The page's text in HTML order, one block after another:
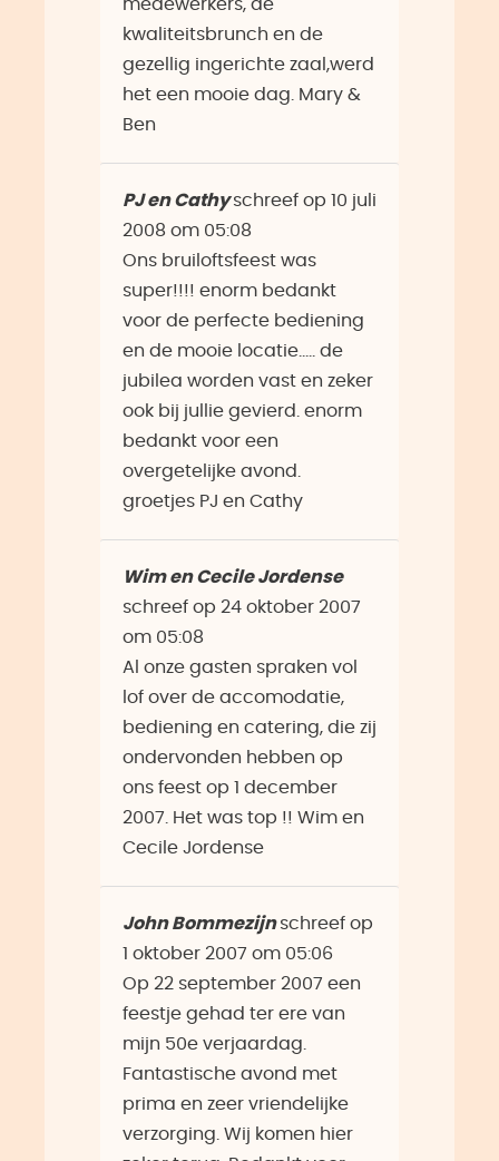
medewerkers, de
kwaliteitsbrunch en de
gezellig ingerichte zaal,werd
het een mooie dag. Mary &
Ben
PJ en Cathy schreef op 10 juli
2008 om 05:08
Ons bruiloftsfeest was
super!!!! enorm bedankt
voor de perfecte bediening
en de mooie locatie..... de
jubilea worden vast en zeker
ook bij jullie gevierd. enorm
bedankt voor een
overgetelijke avond.
groetjes PJ en Cathy
Wim en Cecile Jordense
schreef op 24 oktober 2007
om 05:08
Al onze gasten spraken vol
lof over de accomodatie,
bediening en catering, die zij
ondervonden hebben op
ons feest op 1 december
2007. Het was top !! Wim en
Cecile Jordense
John Bommezijn schreef op
1 oktober 2007 om 05:06
Op 22 september 2007 een
feestje gehad ter ere van
mijn 50e verjaardag.
Fantastische avond met
prima en zeer vriendelijke
verzorging. Wij komen hier